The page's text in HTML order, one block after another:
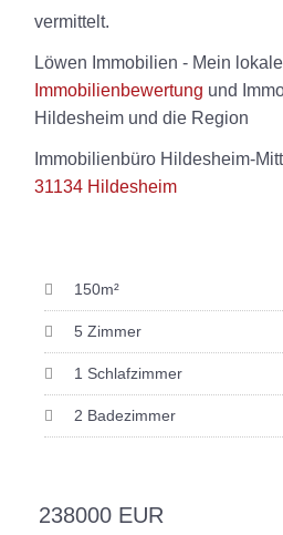
vermittelt.
Löwen Immobilien - Mein
Immobilienbewertung und
Hildesheim und die Region
Immobilienbüro Hildesheim-
31134 Hildesheim
150m²
5 Zimmer
1 Schlafzimmer
2 Badezimmer
238000 EUR